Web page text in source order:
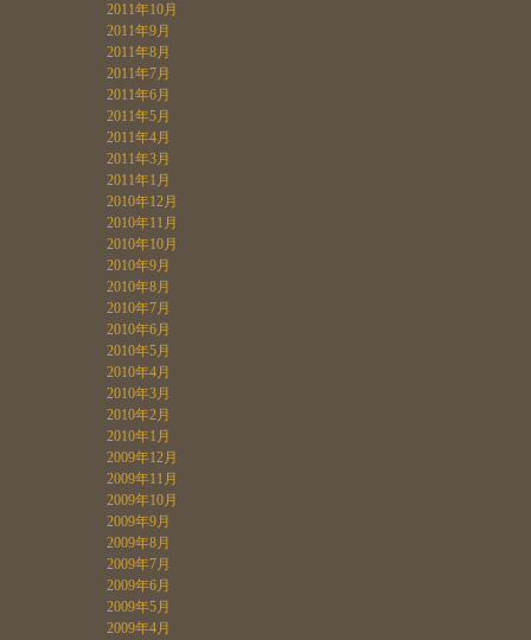
2011年10月
2011年9月
2011年8月
2011年7月
2011年6月
2011年5月
2011年4月
2011年3月
2011年1月
2010年12月
2010年11月
2010年10月
2010年9月
2010年8月
2010年7月
2010年6月
2010年5月
2010年4月
2010年3月
2010年2月
2010年1月
2009年12月
2009年11月
2009年10月
2009年9月
2009年8月
2009年7月
2009年6月
2009年5月
2009年4月